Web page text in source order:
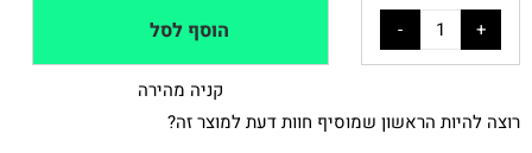
הוסף לסל
קניה מהירה
רוצה להיות הראשון שמוסיף חוות דעת למוצר זה?